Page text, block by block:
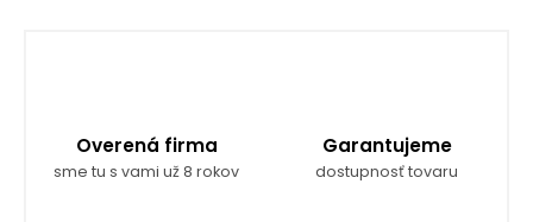
Overená firma
sme tu s vami už 8 rokov
Garantujeme
dostupnosť tovaru